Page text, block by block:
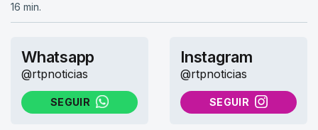
16 min.
Whatsapp
@rtpnoticias
SEGUIR
NO WHATSAPP
Instagram
@rtpnoticias
SEGUIR
NO INSTAGRAM